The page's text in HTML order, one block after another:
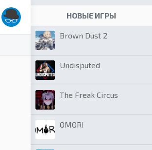
НОВЫЕ ИГРЫ
Brown Dust 2
Undisputed
The Freak Circus
OMORI